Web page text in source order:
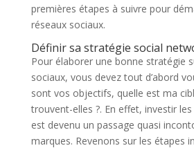
premières étapes à suivre pour
réseaux sociaux.
Définir sa stratégie social
Pour élaborer une bonne stratégie
sociaux, vous devez tout d’abord
sont vos objectifs, quelle est ma
trouvent-elles ?. En effet, investir
est devenu un passage quasi
marques. Revenons sur les étapes